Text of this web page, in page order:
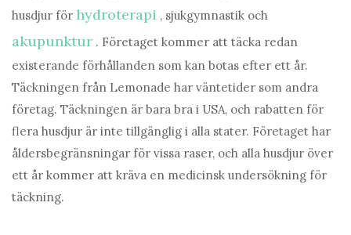
husdjur för hydroterapi , sjukgymnastik och
akupunktur . Företaget kommer att täcka redan
existerande förhållanden som kan botas efter ett år.
Täckningen från Lemonade har väntetider som andra
företag. Täckningen är bara bra i USA, och rabatten för
flera husdjur är inte tillgänglig i alla stater. Företaget har
åldersbegränsningar för vissa raser, och alla husdjur över
ett år kommer att kräva en medicinsk undersökning för
täckning.